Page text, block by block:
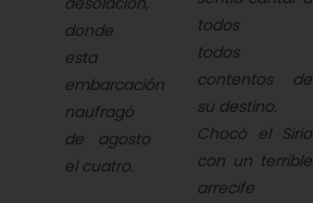
donde
esta
embarcación
naufragó
de agosto
el cuatro.
todos
todos
contentos de
su destino.
Chocó el Sirio
con un terrible
arrecife